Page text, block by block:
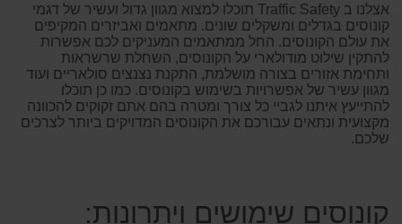
אצלנו ב Traffic Safety תוכלו למצוא מגוון גדול ועשיר של דגמי
קונוסים בגדלים ומשקלים שונים. מתאמים ואביזרים המקיפים
את עולם הקונוסים. החל ממתאמים המעניקים לכם אפשרות
להתקין שילוט מודולארי על הקונוסים, השחלת שרשראות
ותחימת אזורים בצורה מושלמת, התקנת נצנצים סולאריים ועוד
מגוון עשיר של אפשרויות בשימוש בקונוסים. כמו כן תוכלו
להתייעץ איתנו לגביי כל צורך ומטרה בהם אתם זקוקים להכוונה
מקצועית ונתאים עבורכם את הקונוסים המדויקים ביותר לצרכים
שלכם.
קונוסים שימושים ויתרונות: